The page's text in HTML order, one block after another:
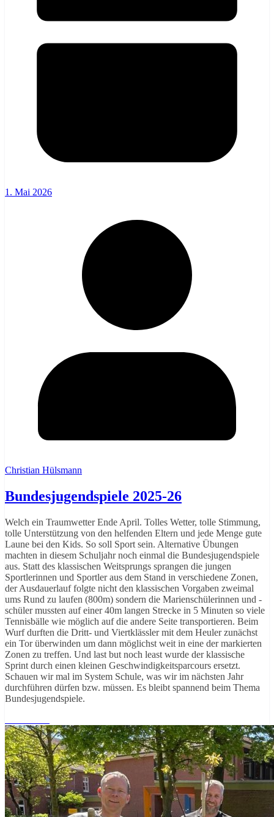
1. Mai 2026
Christian Hülsmann
Bundesjugendspiele 2025-26
Welch ein Traumwetter Ende April. Tolles Wetter, tolle Stimmung,
tolle Unterstützung von den helfenden Eltern und jede Menge gute
Laune bei den Kids. So soll Sport sein. Alternative Übungen
machten in diesem Schuljahr noch einmal die Bundesjugendspiele
aus. Statt des klassischen Weitsprungs sprangen die jungen
Sportlerinnen und Sportler aus dem Stand in verschiedene Zonen,
der Ausdauerlauf folgte nicht den klassischen Vorgaben zweimal
ums Rund zu laufen (800m) sondern die Marienschülerinnen und -
schüler mussten auf einer 40m langen Strecke in 5 Minuten so viele
Tennisbälle wie möglich auf die andere Seite transportieren. Beim
Wurf durften die Dritt- und Viertklässler mit dem Heuler zunächst
ein Tor überwinden um dann möglichst weit in eine der markierten
Zonen zu treffen. Und last but noch least wurde der klassische
Sprint durch einen kleinen Geschwindigkeitsparcours ersetzt.
Schauen wir mal im System Schule, was wir im nächsten Jahr
durchführen dürfen bzw. müssen. Es bleibt spannend beim Thema
Bundesjugendspiele.